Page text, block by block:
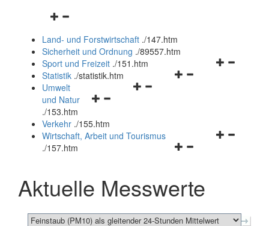
Navigationsmenü
und
schließen
Land- und Forstwirtschaft ./147.htm
Sicherheit und Ordnung ./89557.htm
Navigationsmenü
Sport und Freizeit ./151.htm
Navigationsmenü
Statistik ./statistik.htm
Navigationsmenü
und
schließen
Umwelt
und Natur
./153.htm
Verkehr ./155.htm
Navigationsmenü
schließen
Wirtschaft, Arbeit und Tourismus
./157.htm
Aktuelle Messwerte